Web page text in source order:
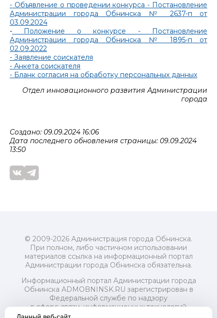
- Объявление о проведении конкурса - Постановление
Администрации города Обнинска № 2637-п от
03.09.2024
- Положение о конкурсе - Постановление
Администрации города Обнинска № 1895-п от
02.09.2022
- Заявление соискателя
- Анкета соискателя
- Бланк согласия на обработку персональных данных
Отдел инновационного развития Администрации
города
Создано: 09.09.2024 16:06
Дата последнего обновления страницы: 09.09.2024
13:50
© 2009-2026 Администрация города Обнинска.
При полном, либо частичном использовании
материалов ссылка на информационный портал
Администрации города Обнинска обязательна.
Информационный портал Администрации города
Обнинска ADMOBNINSK.RU зарегистрирован в
Федеральной службе по надзору
в сфере связи, информационных технологий
и массовых коммуникаций (Роскомнадзор) 24 июля